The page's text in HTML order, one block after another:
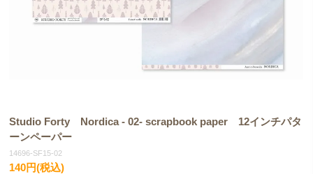
Studio Forty Nordica - 02- scrapbook paper 12インチパタ
ーンペーパー
14696-SF15-02
140円(税込)